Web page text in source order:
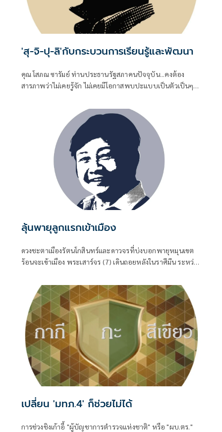
'สุ-จิ-ปุ-ลิ'กับกระบวนการเรียนรู้และพัฒนา
คุณ โสภณ ซารัมย์ ท่านประธานรัฐสภาคนปัจจุบัน...คงต้อง
สารภาพว่าไม่เคยรู้จัก ไม่เคยมีโอกาสพบปะแบบเป็นตัวเป็นๆ
ลุ้นพายุลูกแรกเข้าเมือง
ดวงชะตาเมืองรัตนโกสินทร์และดาวจรที่บ่งบอกพายุหมุนเขต
ร้อนจะเข้าเมือง พระเสาร์จร (7) เดินถอยหลังในราศีมีน ระหว่าง
มิ.ย.-19 ต.ค.69
เปลี่ยน 'มทภ.4' ก็ช่วยไม่ได้
การช่วงชิงเก้าอี้ "ผู้บัญชาการตำรวจแห่งชาติ" หรือ "ผบ.ตร."